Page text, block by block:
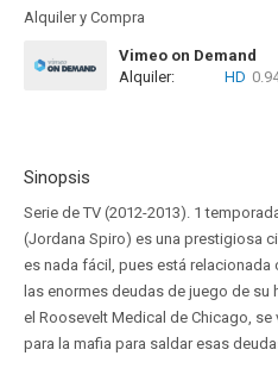
Alquiler y Compra
Vimeo on Demand
Alquiler:
HD
Sinopsis
Serie de TV (2012-2013). 1
(Jordana Spiro) es una prestigiosa
es nada fácil, pues está
las enormes deudas de juego de su
el Roosevelt Medical de Chicago,
para la mafia para saldar esas